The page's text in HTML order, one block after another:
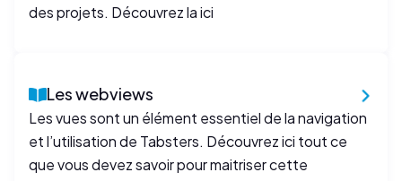
des projets. Découvrez la ici
Les webviews
Les vues sont un élément essentiel de la navigation
et l’utilisation de Tabsters. Découvrez ici tout ce
que vous devez savoir pour maitriser cette